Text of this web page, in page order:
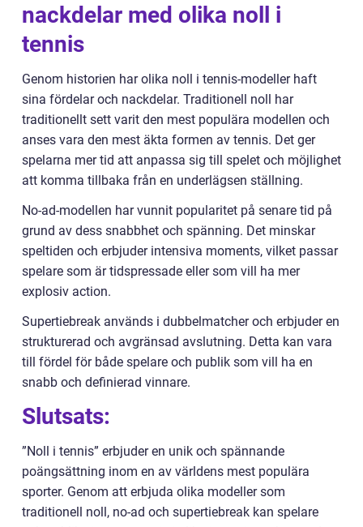
nackdelar med olika noll i
tennis
Genom historien har olika noll i tennis-modeller haft
sina fördelar och nackdelar. Traditionell noll har
traditionellt sett varit den mest populära modellen och
anses vara den mest äkta formen av tennis. Det ger
spelarna mer tid att anpassa sig till spelet och möjlighet
att komma tillbaka från en underlägsen ställning.
No-ad-modellen har vunnit popularitet på senare tid på
grund av dess snabbhet och spänning. Det minskar
speltiden och erbjuder intensiva moments, vilket passar
spelare som är tidspressade eller som vill ha mer
explosiv action.
Supertiebreak används i dubbelmatcher och erbjuder en
strukturerad och avgränsad avslutning. Detta kan vara
till fördel för både spelare och publik som vill ha en
snabb och definierad vinnare.
Slutsats:
”Noll i tennis” erbjuder en unik och spännande
poängsättning inom en av världens mest populära
sporter. Genom att erbjuda olika modeller som
traditionell noll, no-ad och supertiebreak kan spelare